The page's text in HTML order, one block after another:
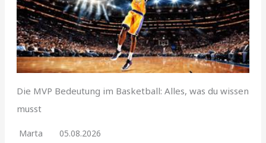
Die MVP Bedeutung im Basketball: Alles, was du wissen
musst
Marta 05.08.2026